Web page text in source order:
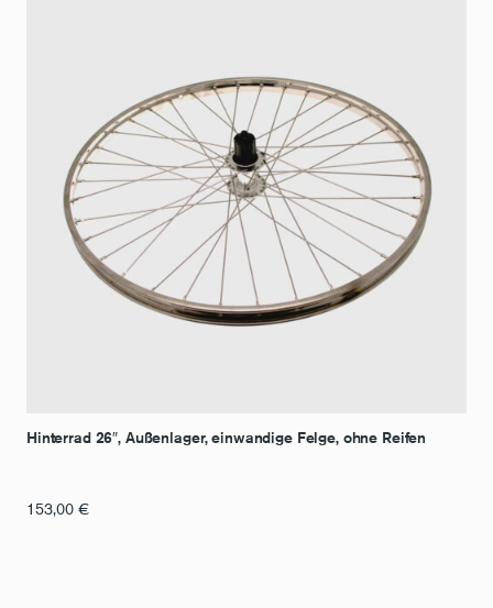
Hinterrad 26″, Außenlager, einwandige Felge, ohne Reifen
153,00 €